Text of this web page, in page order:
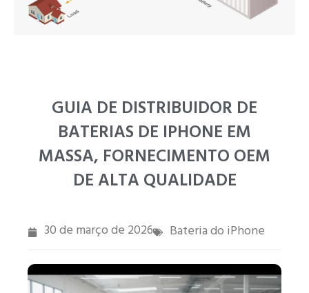
GUIA DE DISTRIBUIDOR DE
BATERIAS DE IPHONE EM
MASSA, FORNECIMENTO OEM
DE ALTA QUALIDADE
30 de março de 2026 Bateria do iPhone